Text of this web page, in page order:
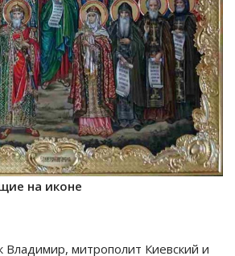
на иконе
Владимир, митрополит Киевский и